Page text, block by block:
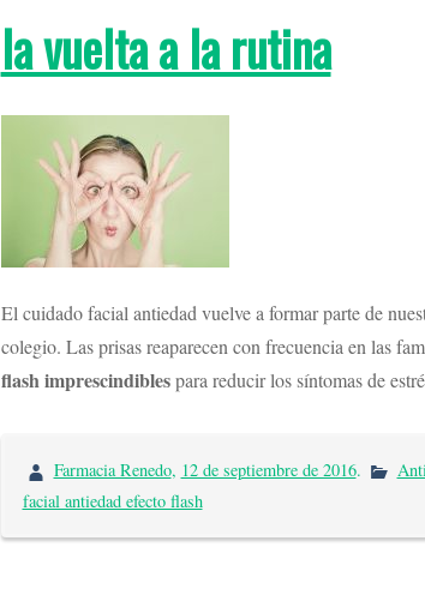
la vuelta a la rutina
El cuidado facial antiedad vuelve a formar parte de
colegio. Las prisas reaparecen con frecuencia en las
flash imprescindiblespara reducir los síntomas de
Farmacia Renedo, 12 de septiembre de 2016.
facial antiedad efecto flash